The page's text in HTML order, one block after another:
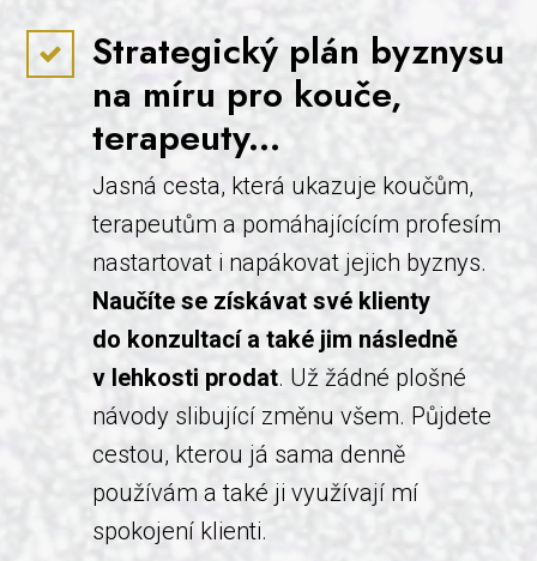
Strategický plán byznysu
na míru pro kouče,
terapeuty...
Jasná cesta, která ukazuje koučům,
terapeutům a pomáhajícícím profesím
nastartovat i napákovat jejich byznys.
Naučíte se získávat své klienty
do konzultací a také jim následně
v lehkosti prodat. Už žádné plošné
návody slibující změnu všem. Půjdete
cestou, kterou já sama denně
používám a také ji využívají mí
spokojení klienti.